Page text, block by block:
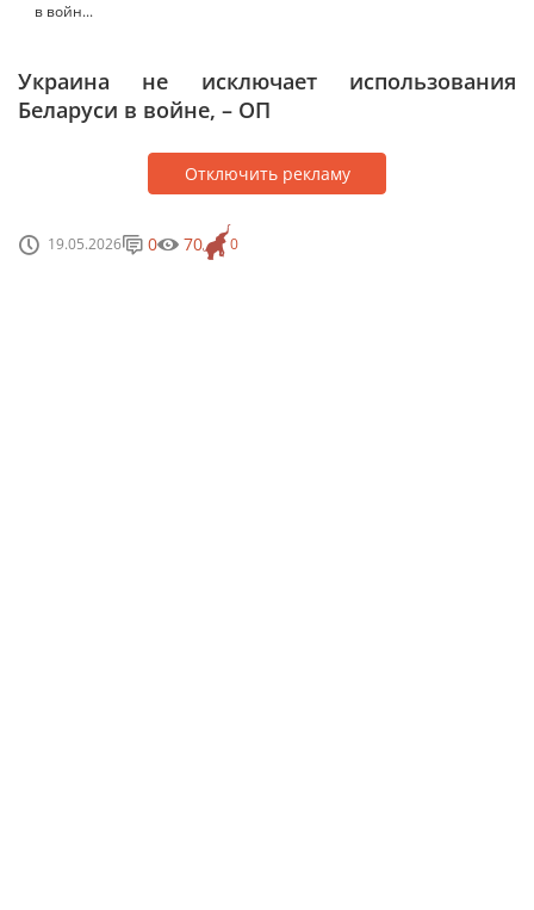
в войн...
Украина не исключает использования
Беларуси в войне, – ОП
Отключить рекламу
19.05.2026 0
0 70